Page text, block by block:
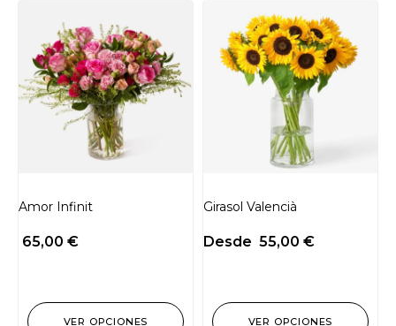
Amor Infinit
65,00 €
VER OPCIONES
Girasol Valencià
Desde 55,00 €
VER OPCIONES